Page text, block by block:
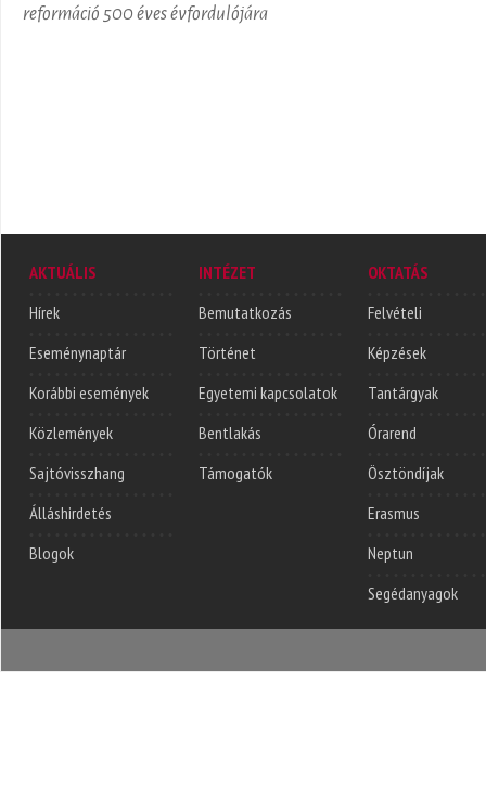
reformáció 500 éves évfordulójára
AKTUÁLIS
Hírek
Eseménynaptár
Korábbi események
Közlemények
Sajtóvisszhang
Álláshirdetés
Blogok
INTÉZET
Bemutatkozás
Történet
Egyetemi kapcsolatok
Bentlakás
Támogatók
OKTATÁS
Felvételi
Képzések
Tantárgyak
Órarend
Ösztöndíjak
Erasmus
Neptun
Segédanyagok